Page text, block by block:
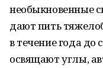
необыкновенные
дают пить
в течение года
освящают углы,